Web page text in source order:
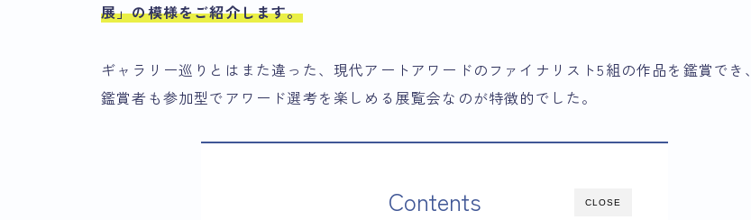
展」の模様をご紹介します。
ギャラリー巡りとはまた違った、現代アートアワードのファイナリスト5組の作品を鑑賞でき、
鑑賞者も参加型でアワード選考を楽しめる展覧会なのが特徴的でした。
CLOSE
Contents